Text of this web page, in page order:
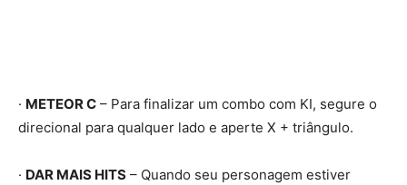
· METEOR C – Para finalizar um combo com KI, segure o
direcional para qualquer lado e aperte X + triângulo.
· DAR MAIS HITS – Quando seu personagem estiver